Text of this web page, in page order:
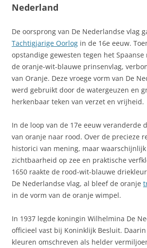
Nederland
De oorsprong van De Nederlandse vlag
Tachtigjarige Oorlog in de 16e eeuw.
opstandige gewesten tegen het
de oranje-wit-blauwe prinsenvlag,
van Oranje. Deze vroege vorm van De
werd gebruikt door de watergeuzen en
herkenbaar teken van verzet en vrijheid.
In de loop van de 17e eeuw veranderde
van oranje naar rood. Over de precieze
historici van mening, maar
zichtbaarheid op zee en praktische
1650 raakte de rood-wit-blauwe
De Nederlandse vlag, al bleef de oranje
in de vorm van de oranje wimpel.
In 1937 legde koningin Wilhelmina De
officieel vast bij Koninklijk Besluit.
kleuren omschreven als helder